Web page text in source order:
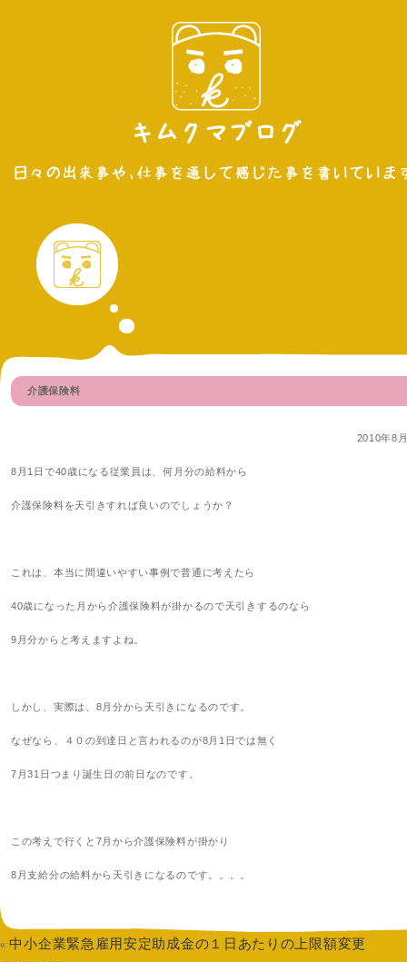
介護保険料
2010年8
8月1日で40歳になる従業員は、何月分の給料から
介護保険料を天引きすれば良いのでしょうか？
これは、本当に間違いやすい事例で普通に考えたら
40歳になった月から介護保険料が掛かるので天引きするのなら
9月分からと考えますよね。
しかし、実際は、8月分から天引きになるのです。
なぜなら、４０の到達日と言われるのが8月1日では無く
7月31日つまり誕生日の前日なのです。
この考えで行くと7月から介護保険料が掛かり
8月支給分の給料から天引きになるのです。。。。
«中小企業緊急雇用安定助成金の１日あたりの上限額変更